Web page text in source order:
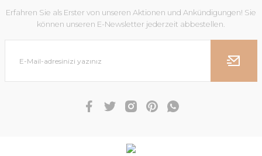
Erfahren Sie als Erster von unseren Aktionen und Ankündigungen! Sie
können unseren E-Newsletter jederzeit abbestellen.